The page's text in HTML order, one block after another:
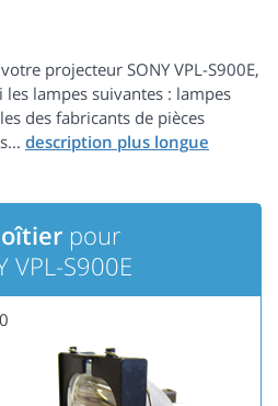
projecteur SONY VPL-S900E,
lampes suivantes : lampes
des fabricants de pièces
pour
VPL-S900E